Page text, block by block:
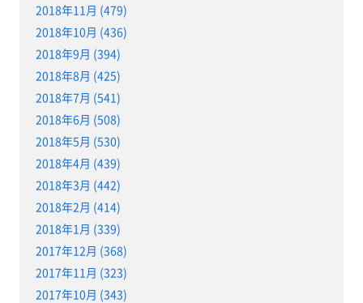
2018年11月 (479)
2018年10月 (436)
2018年9月 (394)
2018年8月 (425)
2018年7月 (541)
2018年6月 (508)
2018年5月 (530)
2018年4月 (439)
2018年3月 (442)
2018年2月 (414)
2018年1月 (339)
2017年12月 (368)
2017年11月 (323)
2017年10月 (343)